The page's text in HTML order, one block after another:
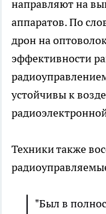
направляют на
аппаратов. По
дрон на
эффективности
устойчивы к
Техники также
"Был в